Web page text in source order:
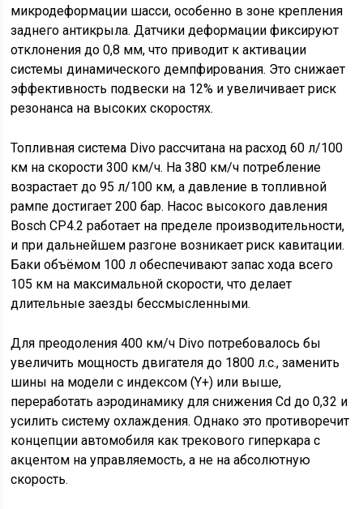
микродеформации шасси, особенно в зоне крепления
заднего антикрыла. Датчики деформации фиксируют
отклонения до 0,8 мм, что приводит к активации
системы динамического демпфирования. Это снижает
эффективность подвески на 12% и увеличивает риск
резонанса на высоких скоростях.
Топливная система Divo рассчитана на расход 60 л/100
км на скорости 300 км/ч. На 380 км/ч потребление
возрастает до 95 л/100 км, а давление в топливной
рампе достигает 200 бар. Насос высокого давления
Bosch CP4.2 работает на пределе производительности,
и при дальнейшем разгоне возникает риск кавитации.
Баки объёмом 100 л обеспечивают запас хода всего
105 км на максимальной скорости, что делает
длительные заезды бессмысленными.
Для преодоления 400 км/ч Divo потребовалось бы
увеличить мощность двигателя до 1800 л.с., заменить
шины на модели с индексом (Y+) или выше,
переработать аэродинамику для снижения Cd до 0,32 и
усилить систему охлаждения. Однако это противоречит
концепции автомобиля как трекового гиперкара с
акцентом на управляемость, а не на абсолютную
скорость.